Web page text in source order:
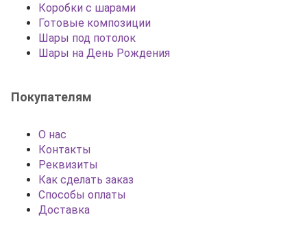
Коробки с шарами
Готовые композиции
Шары под потолок
Шары на День Рождения
Покупателям
О нас
Контакты
Реквизиты
Как сделать заказ
Способы оплаты
Доставка